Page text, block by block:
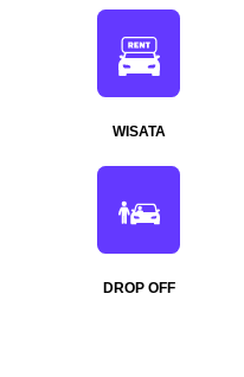
WISATA
DROP OFF